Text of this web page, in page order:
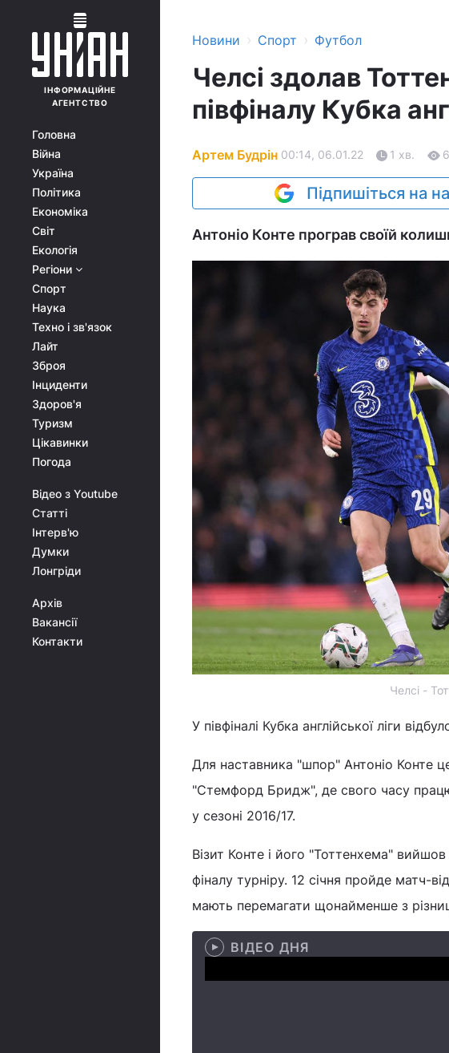
ІНФОРМАЦІЙНЕ
АГЕНТСТВО
Головна
Війна
Україна
Політика
Економіка
Світ
Екологія
Регіони
Спорт
Наука
Техно і зв'язок
Лайт
Зброя
Інциденти
Здоров'я
Туризм
Цікавинки
Погода
Відео з Youtube
Статті
Інтерв'ю
Думки
Лонгріди
Архів
Вакансії
Контакти
Новини › Спорт › Футбол
Челсі здолав
півфіналу Кубка
Артем Будрін 00:14, 06.01.22 1 хв.
Підпишіться на
Антоніо Конте програв своїй
Челсі -
У півфіналі Кубка англійської ліги
Для наставника "шпор" Антоніо Конте
"Стемфорд Бридж", де свого часу
у сезоні 2016/17.
Візит Конте і його "Тоттенхема"
фіналу турніру. 12 січня пройде матч-
мають перемагати щонайменше з
ВІДЕО ДНЯ